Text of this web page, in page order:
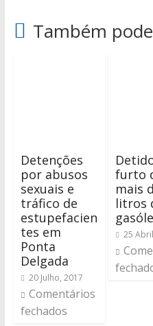
Também
Detenções
por abusos
sexuais e
tráfico de
estupefacien
tes em
Ponta
Delgada
20 Julho, 2017
Comentários
fechados
furto
mais
litros
25